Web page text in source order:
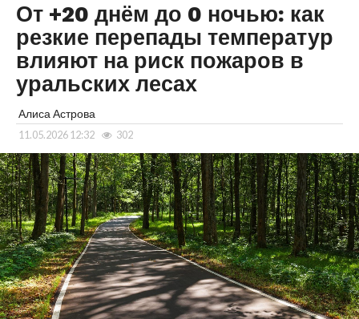
От +20 днём до 0 ночью: как
резкие перепады температур
влияют на риск пожаров в
уральских лесах
Алиса Астрова
11.05.2026 12:32 302